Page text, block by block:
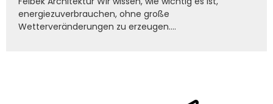
energiezuverbrauchen, ohne große
Wetterveränderungen zu erzeugen....